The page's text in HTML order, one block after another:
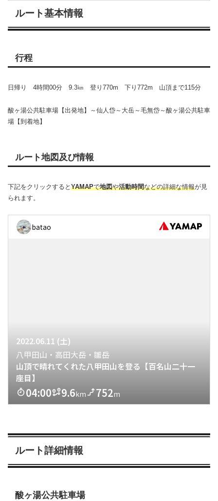
ルート基本情報
行程
日帰り 4時間00分 9.3㎞ 登り770m 下り772m 山頂まで115分
酸ヶ湯公共駐車場【出発地】～仙人岱～大岳～毛無岱～酸ヶ湯公共駐車
場【到着地】
ルート地図及び情報
下記をクリックすると YAMAPで地図や活動時間などの詳細な情報が見
られます。
ルート詳細情報
酸ヶ湯公共駐車場